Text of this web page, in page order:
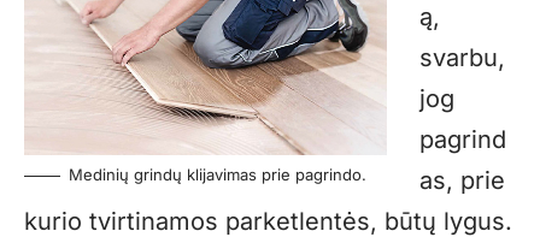
Medinių grindų klijavimas prie pagrindo.
ą,
svarbu,
jog
pagrind
as, prie
kurio tvirtinamos parketlentės, būtų lygus.